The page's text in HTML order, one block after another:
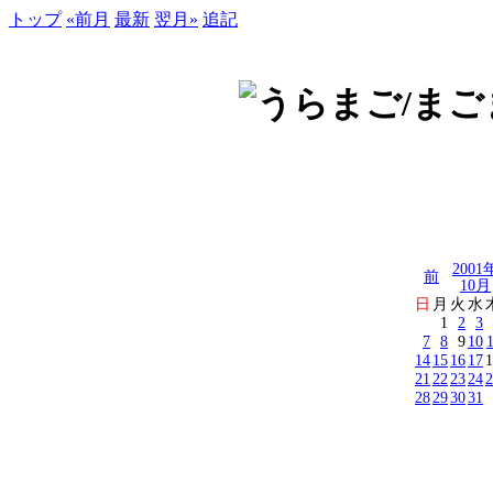
トップ «前月 最新 翌月» 追記
前
2001
10月
日 月 火 水
1
2 3
7 8 910
14151617
21 22 2324
28293031